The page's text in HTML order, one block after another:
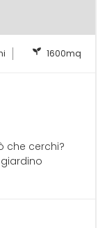
1600mq
che cerchi?